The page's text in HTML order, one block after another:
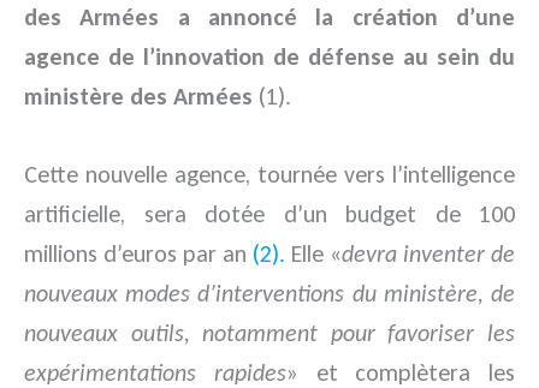
des Armées a annoncé la création d’une
agence de l’innovation de défense au sein du
ministère des Armées (1).
Cette nouvelle agence, tournée vers l’intelligence
artificielle, sera dotée d’un budget de 100
millions d’euros par an (2). Elle «devra inventer de
nouveaux modes d’interventions du ministère, de
nouveaux outils, notamment pour favoriser les
expérimentations rapides» et complètera les